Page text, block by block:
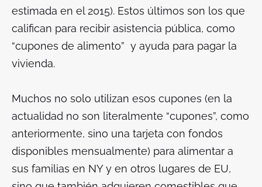
estimada en el 2015). Estos últimos son los que
califican para recibir asistencia pública, como
“cupones de alimento” y ayuda para pagar la
vivienda.
Muchos no solo utilizan esos cupones (en la
actualidad no son literalmente “cupones”, como
anteriormente, sino una tarjeta con fondos
disponibles mensualmente) para alimentar a
sus familias en NY y en otros lugares de EU,